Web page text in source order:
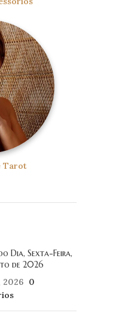
Tarot
Dia, Sexta-Feira,
de 2026
2026 0